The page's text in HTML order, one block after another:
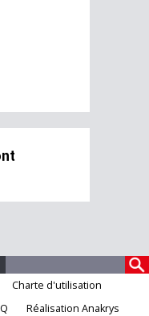
Charte d'utilisation
Réalisation Anakrys